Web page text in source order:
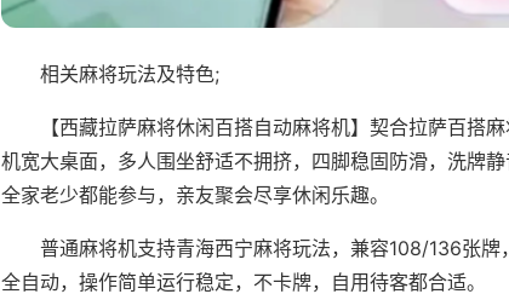
相关麻将玩法及特色;
【西藏拉萨麻将休闲百搭自动麻将机】契合拉萨百搭
机宽大桌面，多人围坐舒适不拥挤，四脚稳固防滑，洗牌
全家老少都能参与，亲友聚会尽享休闲乐趣。
普通麻将机支持青海西宁麻将玩法，兼容108/136张
全自动，操作简单运行稳定，不卡牌，自用待客都合适。